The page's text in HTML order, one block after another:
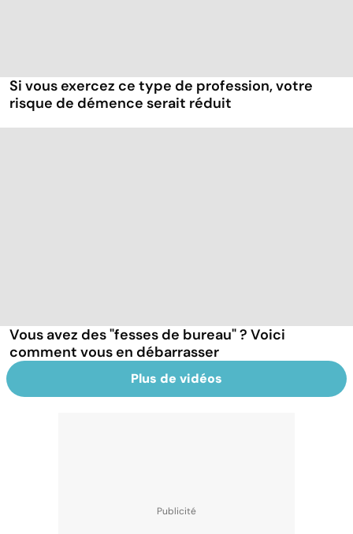
Si vous exercez ce type de profession, votre
risque de démence serait réduit
Vous avez des "fesses de bureau" ? Voici
comment vous en débarrasser
Plus de vidéos